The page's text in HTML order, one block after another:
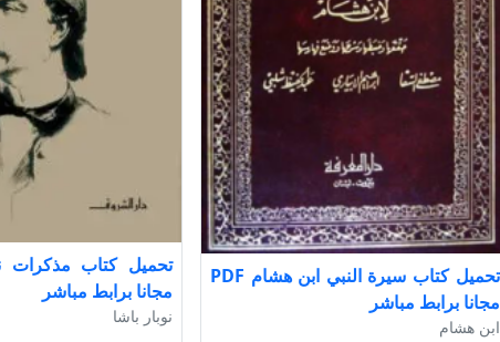
تحميل كتاب سيرة النبي ابن هشام PDF
مجانا برابط مباشر
ابن هشام
مجانا برابط مباشر
نوبار باشا